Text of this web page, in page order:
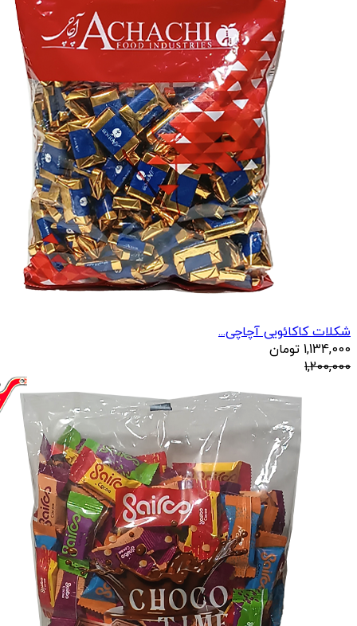
شکلات کاکائویی آچاچی...
1,134,000 تومان
1,200,000